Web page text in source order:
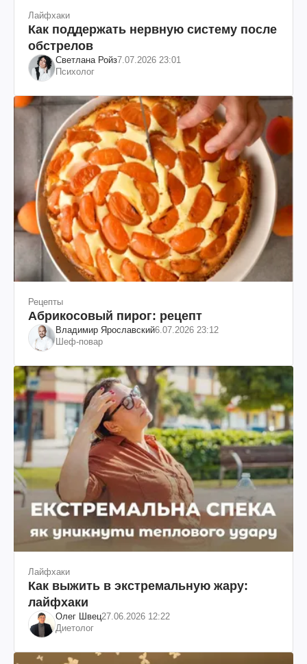
Лайфхаки
Как поддержать нервную систему после
обстрелов
Светлана Ройз7.07.2026 23:01
Психолог
Рецепты
Абрикосовый пирог: рецепт
Владимир Ярославский6.07.2026 23:12
Шеф-повар
Лайфхаки
Как выжить в экстремальную жару:
лайфхаки
Олег Швец27.06.2026 12:22
Диетолог